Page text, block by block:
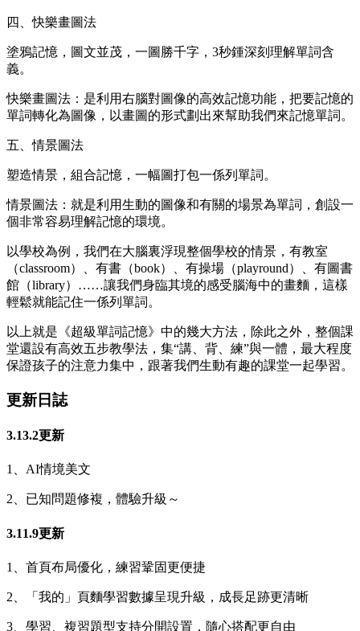
四、快樂畫圖法
塗鴉記憶，圖文並茂，一圖勝千字，3秒鍾深刻理解單詞含
義。
快樂畫圖法：是利用右腦對圖像的高效記憶功能，把要記憶的
單詞轉化為圖像，以畫圖的形式劃出來幫助我們來記憶單詞。
五、情景圖法
塑造情景，組合記憶，一幅圖打包一係列單詞。
情景圖法：就是利用生動的圖像和有關的場景為單詞，創設一
個非常容易理解記憶的環境。
以學校為例，我們在大腦裏浮現整個學校的情景，有教室
（classroom）、有書（book）、有操場（playround）、有圖書
館（library）……讓我們身臨其境的感受腦海中的畫麵，這樣
輕鬆就能記住一係列單詞。
以上就是《超級單詞記憶》中的幾大方法，除此之外，整個課
堂還設有高效五步教學法，集“講、背、練”與一體，最大程度
保證孩子的注意力集中，跟著我們生動有趣的課堂一起學習。
更新日誌
3.13.2更新
1、AI情境美文
2、已知問題修複，體驗升級～
3.11.9更新
1、首頁布局優化，練習鞏固更便捷
2、「我的」頁麵學習數據呈現升級，成長足跡更清晰
3、學習、複習題型支持分開設置，隨心搭配更自由